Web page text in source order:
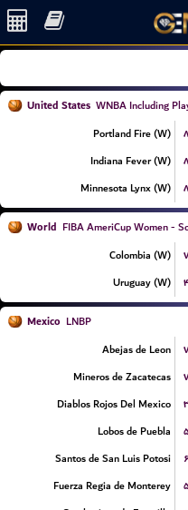
United States WNBA Including
Portland Fire (W)
Indiana Fever (W)
Minnesota Lynx (W)
World FIBA AmeriCup Women -
Colombia (W)
Uruguay (W)
Mexico LNBP
Abejas de Leon
Mineros de Zacatecas
Diablos Rojos Del Mexico
Lobos de Puebla
Santos de San Luis Potosi
Fuerza Regia de Monterey